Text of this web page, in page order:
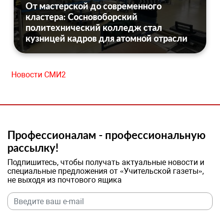
От мастерской до современного
кластера: Сосновоборский
политехнический колледж стал
кузницей кадров для атомной отрасли
Новости СМИ2
Профессионалам - профессиональную
рассылку!
Подпишитесь, чтобы получать актуальные новости и
специальные предложения от «Учительской газеты»,
не выходя из почтового ящика